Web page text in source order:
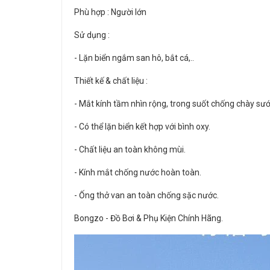
Phù hợp : Người lớn
Sử dụng :
- Lặn biển ngắm san hô, bắt cá,..
Thiết kế & chất liệu :
- Mắt kính tầm nhìn rộng, trong suốt chống chày
- Có thể lặn biển kết hợp với bình oxy.
- Chất liệu an toàn không mùi.
- Kính mắt chống nước hoàn toàn.
- Ống thở van an toàn chống sặc nước.
Bongzo - Đồ Bơi & Phụ Kiện Chính Hãng.